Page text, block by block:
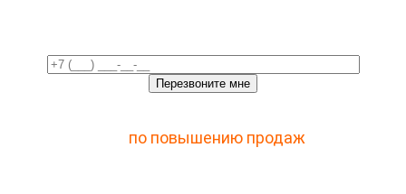
по повышению продаж